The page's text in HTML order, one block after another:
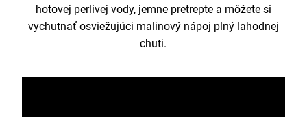
hotovej perlivej vody, jemne pretrepte a môžete si
vychutnať osviežujúci malinový nápoj plný lahodnej
chuti.